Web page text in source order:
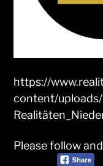
https://
content/
Please follow